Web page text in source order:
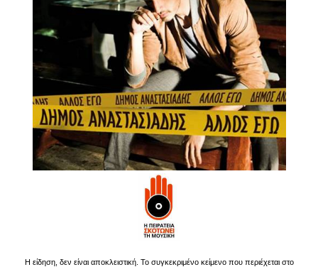
Η είδηση, δεν είναι αποκλειστική. Το συγκεκριμένο κείμενο που περιέχεται στο